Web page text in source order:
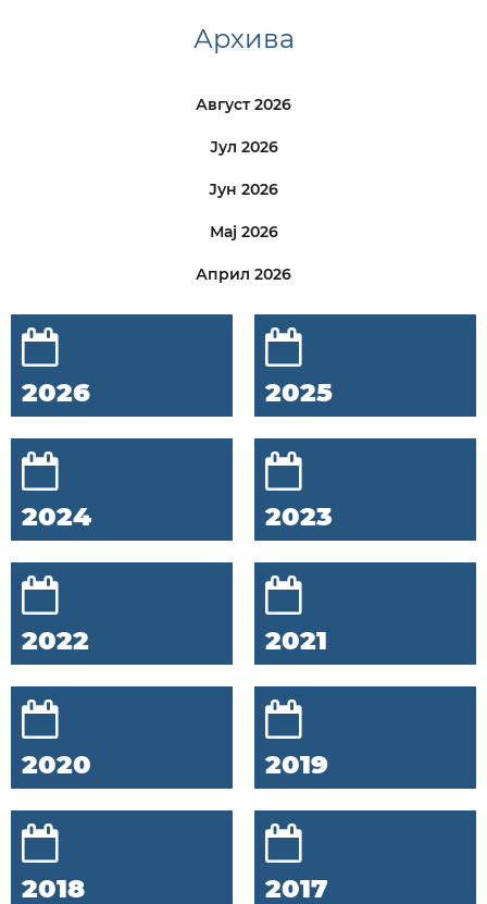
Архива
Август 2026
Јул 2026
Јун 2026
Мај 2026
Април 2026
2026 2025
2024 2023
2022 2021
2020 2019
2018 2017